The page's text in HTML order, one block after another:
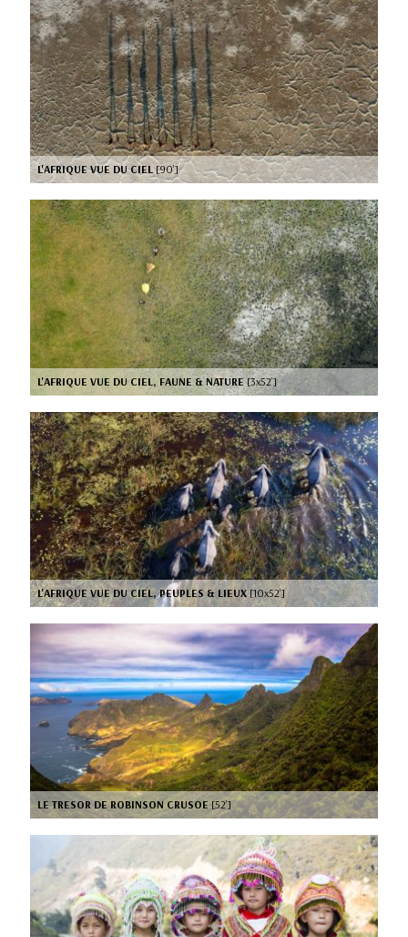
L'AFRIQUE VUE DU CIEL[90’]
L'AFRIQUE VUE DU CIEL, FAUNE & NATURE[3x52’]
L'AFRIQUE VUE DU CIEL, PEUPLES & LIEUX[10x52’]
LE TRESOR DE ROBINSON CRUSOE [52’]